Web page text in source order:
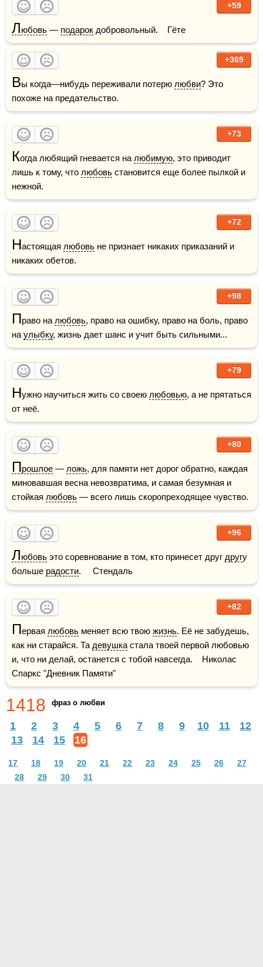
+59
Любовь — подарок добровольный.    Гёте
+369
Вы когда—нибудь переживали потерю любви? Это
похоже на предательство.
+73
Когда любящий гневается на любимую, это приводит
лишь к тому, что любовь становится еще более пылкой и
нежной.
+72
Настоящая любовь не признает никаких приказаний и
никаких обетов.
+98
Право на любовь, право на ошибку, право на боль, право
на улыбку, жизнь дает шанс и учит быть сильными...
+79
Нужно научиться жить со своею любовью, а не прятаться
от неё.
+80
Прошлое — ложь, для памяти нет дорог обратно, каждая
миновавшая весна невозвратима, и самая безумная и
стойкая любовь — всего лишь скоропреходящее чувство.
+96
Любовь это соревнование в том, кто принесет друг другу
больше радости.     Стендаль
+82
Первая любовь меняет всю твою жизнь. Её не забудешь,
как ни старайся. Та девушка стала твоей первой любовью
и, что ни делай, останется с тобой навсегда.    Николас
Спаркс "Дневник Памяти"
1418 фраз о любви
1 2 3 4 5 6 7 8 9 10 11
12
13
14 15 16
17 18 19 20 21 22 23 24 25 26
27
28
29 30 31